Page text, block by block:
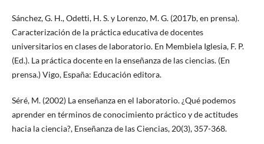
Sánchez, G. H., Odetti, H. S. y Lorenzo, M. G. (2017b, en prensa).
Caracterización de la práctica educativa de docentes
universitarios en clases de laboratorio. En Membiela Iglesia, F. P.
(Ed.). La práctica docente en la enseñanza de las ciencias. (En
prensa.) Vigo, España: Educación editora.
Séré, M. (2002) La enseñanza en el laboratorio. ¿Qué podemos
aprender en términos de conocimiento práctico y de actitudes
hacia la ciencia?, Enseñanza de las Ciencias, 20(3), 357-368.